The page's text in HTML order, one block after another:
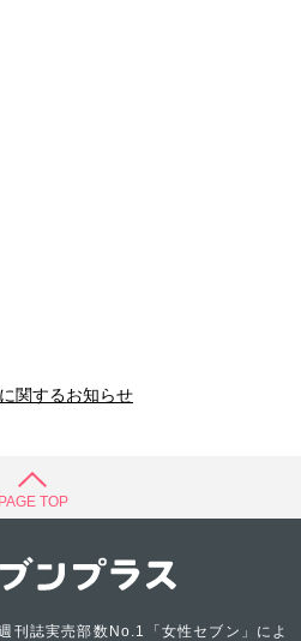
関するお知らせ
PAGE TOP
刊誌実売部数No.1「女性セブン」によ